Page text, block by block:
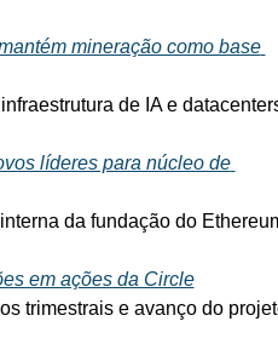
mineração como base
de IA e
líderes para núcleo de
da fundação do
em ações da Circle
trimestrais e avanço do